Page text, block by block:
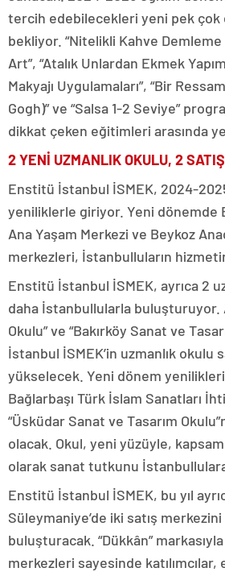
tercih edebilecekleri yeni pek çok
bekliyor. “Nitelikli Kahve
Art”, “Atalık Unlardan Ekmek
Makyajı Uygulamaları”, “Bir
Gogh)” ve “Salsa 1-2 Seviye”
dikkat çeken eğitimleri arasında
2 YENİ UZMANLIK OKULU, 2
Enstitü İstanbul İSMEK, 2024-
yeniliklerle giriyor. Yeni dönemde
Ana Yaşam Merkezi ve Beykoz
merkezleri, İstanbulluların
Enstitü İstanbul İSMEK, ayrıca 2
daha İstanbullularla buluşturuyor.
Okulu” ve “Bakırköy Sanat ve
İstanbul İSMEK’in uzmanlık okulu
yükselecek. Yeni dönem
Bağlarbaşı Türk İslam Sanatları
“Üsküdar Sanat ve Tasarım
olacak. Okul, yeni yüzüyle,
olarak sanat tutkunu
Enstitü İstanbul İSMEK, bu yıl
Süleymaniye’de iki satış
buluşturacak. “Dükkân”
merkezleri sayesinde